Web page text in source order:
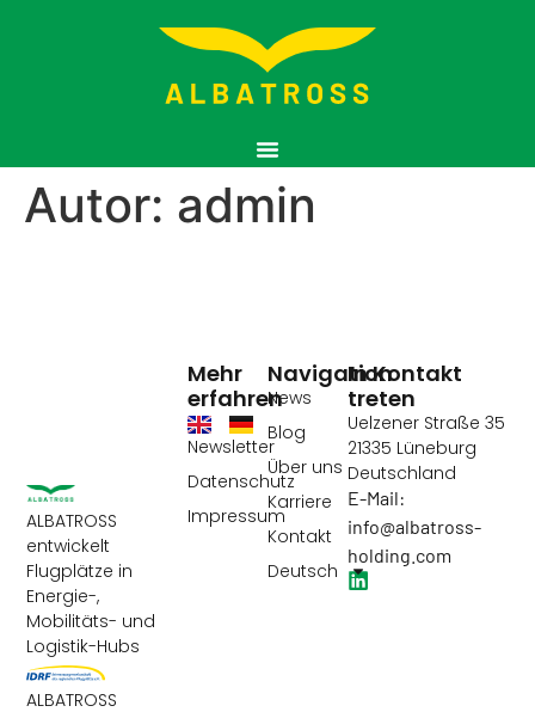
Autor: admin
ALBATROSS
entwickelt
Flugplätze in
Energie-,
Mobilitäts- und
Logistik-Hubs
ALBATROSS
Navigation
News
Blog
Über uns
Karriere
Kontakt
Deutsch
Mehr
erfahren
Newsletter
Datenschutz
Impressum
In Kontakt
treten
Uelzener Straße 35
21335 Lüneburg
Deutschland
E-Mail:
info@albatross-
holding.com